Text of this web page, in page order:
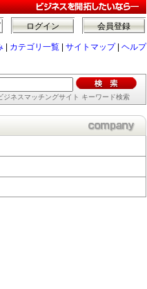
会員登録
ログイン
カテゴリ一覧 サイトマップ| ヘルプ
ネスマッチングサイト キーワード検索